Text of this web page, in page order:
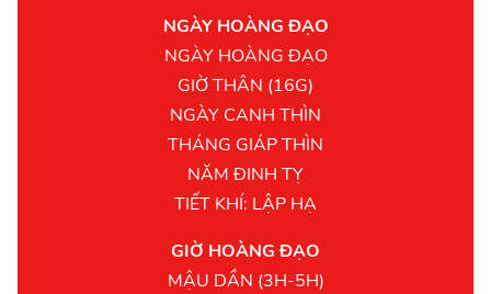
NGÀY HOÀNG ĐẠO
NGÀY HOÀNG ĐẠO
GIỜ THÂN (16G)
NGÀY CANH THÌN
THÁNG GIÁP THÌN
NĂM ĐINH TỴ
TIẾT KHÍ: LẬP HẠ
GIỜ HOÀNG ĐẠO
MẬU DẦN (3H-5H)